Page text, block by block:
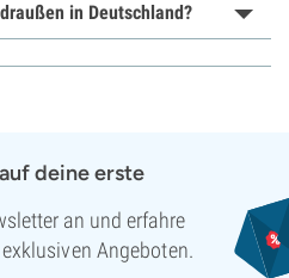
in Deutschland?
deine erste
an und erfahre
Angeboten.